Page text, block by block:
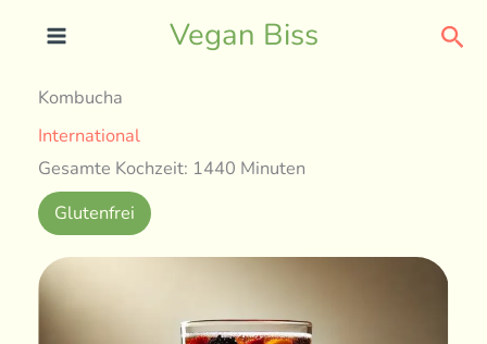
Vegan Biss
Kombucha
International
Gesamte Kochzeit: 1440 Minuten
Glutenfrei